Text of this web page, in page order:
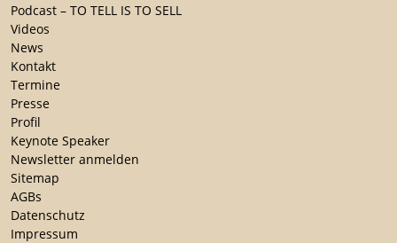
Podcast – TO TELL IS TO SELL
Videos
News
Kontakt
Termine
Presse
Profil
Keynote Speaker
Newsletter anmelden
Sitemap
AGBs
Datenschutz
Impressum